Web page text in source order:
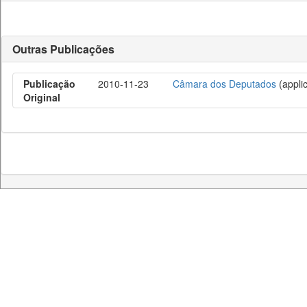
Outras Publicações
Publicação
Original
2010-11-23 Câmara dos Deputados